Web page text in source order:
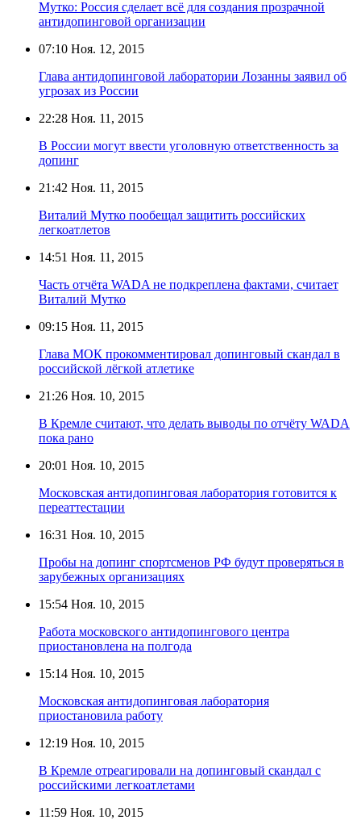
Мутко: Россия сделает всё для создания прозрачной
антидопинговой организации
07:10 Ноя. 12, 2015
Глава антидопинговой лаборатории Лозанны заявил об
угрозах из России
22:28 Ноя. 11, 2015
В России могут ввести уголовную ответственность за
допинг
21:42 Ноя. 11, 2015
Виталий Мутко пообещал защитить российских
легкоатлетов
14:51 Ноя. 11, 2015
Часть отчёта WADA не подкреплена фактами, считает
Виталий Мутко
09:15 Ноя. 11, 2015
Глава МОК прокомментировал допинговый скандал в
российской лёгкой атлетике
21:26 Ноя. 10, 2015
В Кремле считают, что делать выводы по отчёту WADA
пока рано
20:01 Ноя. 10, 2015
Московская антидопинговая лаборатория готовится к
переаттестации
16:31 Ноя. 10, 2015
Пробы на допинг спортсменов РФ будут проверяться в
зарубежных организациях
15:54 Ноя. 10, 2015
Работа московского антидопингового центра
приостановлена на полгода
15:14 Ноя. 10, 2015
Московская антидопинговая лаборатория
приостановила работу
12:19 Ноя. 10, 2015
В Кремле отреагировали на допинговый скандал с
российскими легкоатлетами
11:59 Ноя. 10, 2015